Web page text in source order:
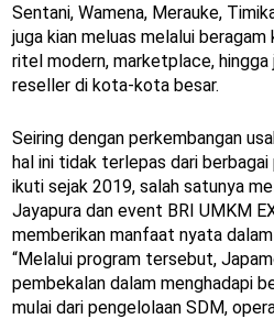
Sentani, Wamena, Merauke,
juga kian meluas melalui
ritel modern, marketplace,
reseller di kota-kota besar.
Seiring dengan perkembangan
hal ini tidak terlepas dari berbagai
ikuti sejak 2019, salah satunya
Jayapura dan event BRI UMKM
memberikan manfaat nyata
“Melalui program tersebut,
pembekalan dalam menghadapi
mulai dari pengelolaan SDM,